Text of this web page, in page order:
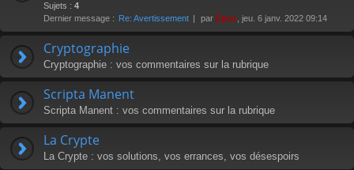
Sujets : 4
Dernier message : Re: Avertissement par Epoc , jeu. 6 janv. 2022 09:14
Cryptographie
Cryptographie : vos commentaires sur la rubrique
Scripta Manent
Scripta Manent : vos commentaires sur la rubrique
La Crypte
La Crypte : vos solutions, vos errances, vos désespoirs